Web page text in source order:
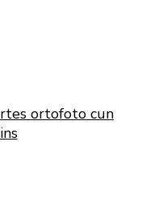
ortofoto cun